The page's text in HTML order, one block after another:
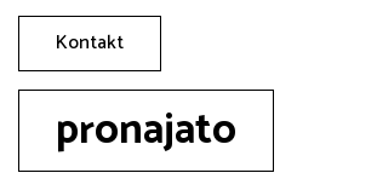
Kontakt
pronajato